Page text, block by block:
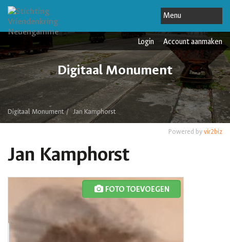
Login Account aanmaken
Digitaal Monument
Digitaal Monument Jan Kamphorst
Jan Kamphorst
Powered byvir2biz
FOTO TOEVOEGEN